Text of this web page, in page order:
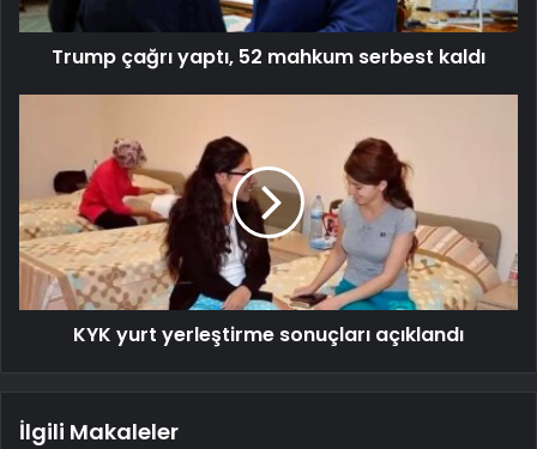
Trump çağrı yaptı, 52 mahkum serbest kaldı
KYK yurt yerleştirme sonuçları açıklandı
İlgili Makaleler